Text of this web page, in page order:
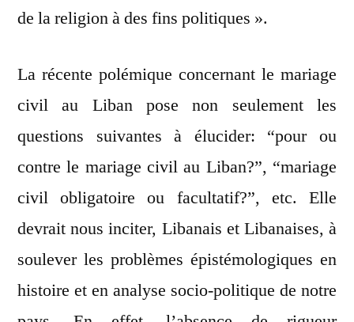
de la religion à des fins politiques ».
La récente polémique concernant le mariage
civil au Liban pose non seulement les
questions suivantes à élucider: “pour ou
contre le mariage civil au Liban?”, “mariage
civil obligatoire ou facultatif?”, etc. Elle
devrait nous inciter, Libanais et Libanaises, à
soulever les problèmes épistémologiques en
histoire et en analyse socio-politique de notre